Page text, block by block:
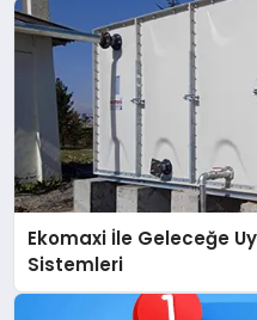
Ekomaxi İle Geleceğe
Sistemleri